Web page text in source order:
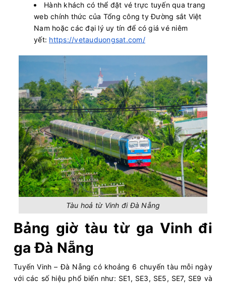
Hành khách có thể đặt vé trực tuyến qua trang
web chính thức của Tổng công ty Đường sắt Việt
Nam hoặc các đại lý uy tín để có giá vé niêm
yết: https://vetauduongsat.com/
Tàu hoả từ Vinh đi Đà Nẵng
Bảng giờ tàu từ ga Vinh đi
ga Đà Nẵng
Tuyến Vinh – Đà Nẵng có khoảng 6 chuyến tàu mỗi ngày
với các số hiệu phổ biến như: SE1, SE3, SE5, SE7, SE9 và